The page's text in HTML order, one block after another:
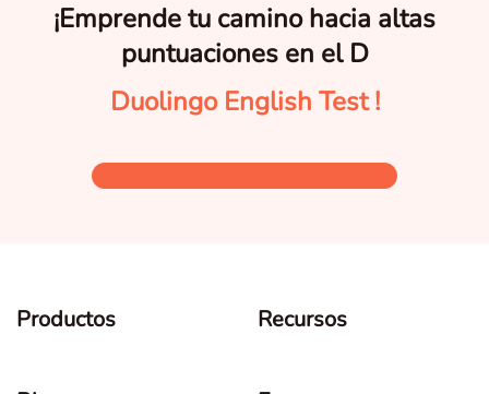
¡Emprende tu camino hacia altas
puntuaciones en el D
Duolingo English Test !
Productos Recursos